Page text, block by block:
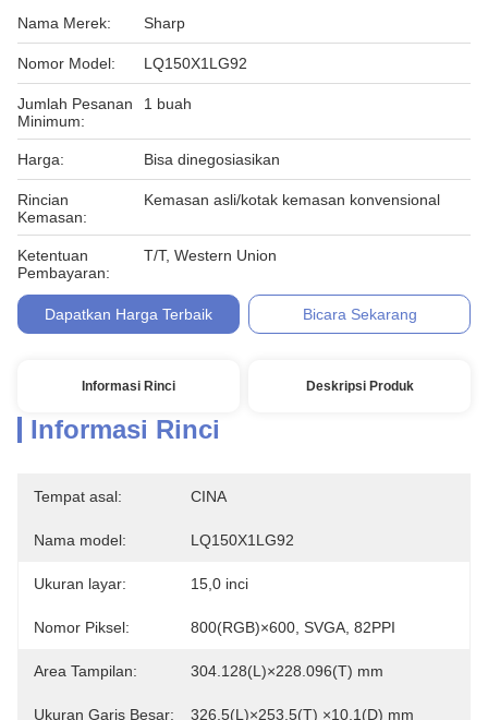
Nama Merek: Sharp
Nomor Model: LQ150X1LG92
Jumlah Pesanan
Minimum:
1 buah
Harga: Bisa dinegosiasikan
Rincian
Kemasan:
Kemasan asli/kotak kemasan konvensional
Ketentuan
Pembayaran:
T/T, Western Union
Dapatkan Harga Terbaik Bicara Sekarang
Informasi Rinci Deskripsi Produk
Informasi Rinci
Tempat asal: CINA
Nama model: LQ150X1LG92
Ukuran layar: 15,0 inci
Nomor Piksel: 800(RGB)×600, SVGA, 82PPI
Area Tampilan: 304.128(L)×228.096(T) mm
Ukuran Garis Besar: 326,5(L)×253,5(T) ×10,1(D) mm